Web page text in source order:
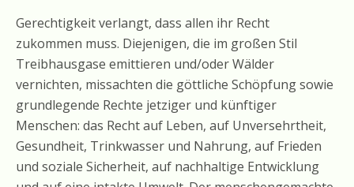
Gerechtigkeit verlangt, dass allen ihr Recht
zukommen muss. Diejenigen, die im großen Stil
Treibhausgase emittieren und/oder Wälder
vernichten, missachten die göttliche Schöpfung sowie
grundlegende Rechte jetziger und künftiger
Menschen: das Recht auf Leben, auf Unversehrtheit,
Gesundheit, Trinkwasser und Nahrung, auf Frieden
und soziale Sicherheit, auf nachhaltige Entwicklung